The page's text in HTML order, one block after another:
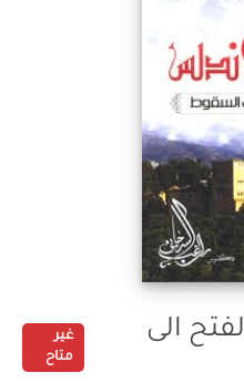
الى
غير
متاح